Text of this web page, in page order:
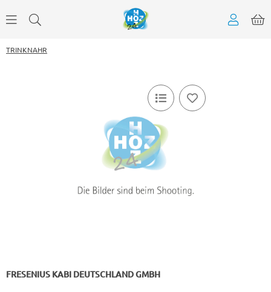
TRINKNAHR
FRESENIUS KABI DEUTSCHLAND GMBH